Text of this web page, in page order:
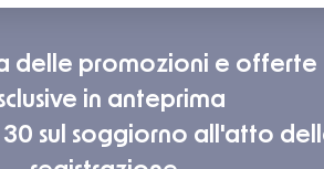
delle promozioni e offerte
in anteprima
sul soggiorno all'atto